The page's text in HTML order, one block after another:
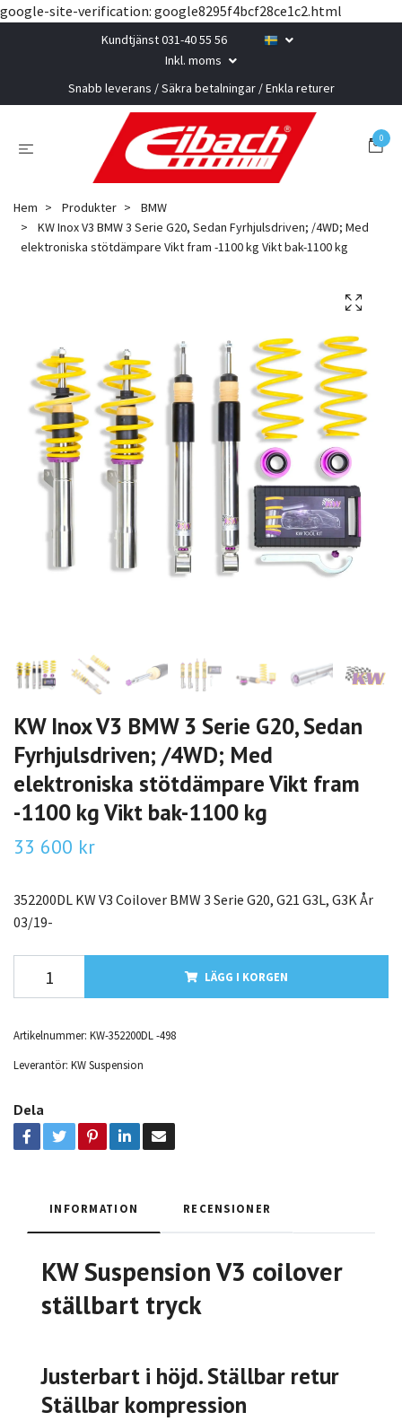
google-site-verification: google8295f4bcf28ce1c2.html
Kundtjänst 031-40 55 56
Inkl. moms
Snabb leverans / Säkra betalningar / Enkla returer
0
Hem Produkter
BMW
KW Inox V3 BMW 3 Serie G20, Sedan Fyrhjulsdriven; /4WD; Med
elektroniska stötdämpare Vikt fram -1100 kg Vikt bak-1100 kg
KW Inox V3 BMW 3 Serie G20, Sedan
Fyrhjulsdriven; /4WD; Med
elektroniska stötdämpare Vikt fram
-1100 kg Vikt bak-1100 kg
33 600 kr
352200DL KW V3 Coilover BMW 3 Serie G20, G21 G3L, G3K År
03/19-
LÄGG I KORGEN
Artikelnummer: KW-352200DL -498
Leverantör: KW Suspension
Dela
INFORMATION RECENSIONER
KW Suspension V3 coilover
ställbart tryck
Justerbart i höjd. Ställbar retur
Ställbar kompression